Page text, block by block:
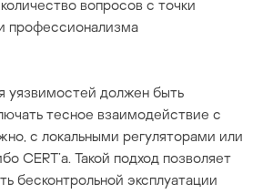
вопросов с точки
профессионализма
уязвимостей должен быть
тесное взаимодействие с
с локальными регуляторами или
CERT’а. Такой подход позволяет
бесконтрольной эксплуатации